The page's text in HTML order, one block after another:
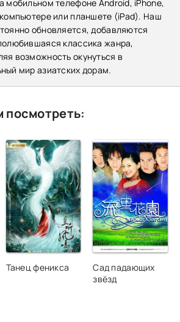
мобильном телефоне Android, iPhone,
или планшете (iPad). Наш
обновляется, добавляются
классика жанра,
возможность окунуться в
мир азиатских дорам.
посмотреть:
Танец феникса
Сад падающих
звёзд